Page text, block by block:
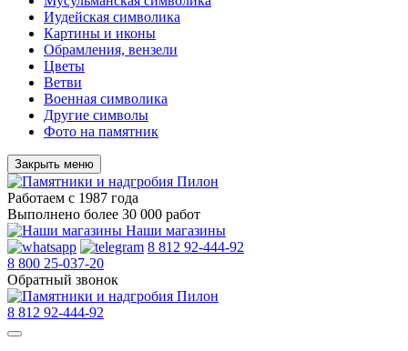
Иудейская символика
Картины и иконы
Обрамления, вензели
Цветы
Ветви
Военная символика
Другие символы
Фото на памятник
Закрыть меню
Работаем с 1987 года
Выполнено более 30 000 работ
Наши магазины
8 812 92-444-92
8 800 25-037-20
Обратный звонок
8 812 92-444-92